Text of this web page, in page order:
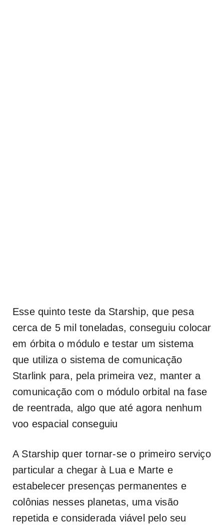
Esse quinto teste da Starship, que pesa
cerca de 5 mil toneladas, conseguiu colocar
em órbita o módulo e testar um sistema
que utiliza o sistema de comunicação
Starlink para, pela primeira vez, manter a
comunicação com o módulo orbital na fase
de reentrada, algo que até agora nenhum
voo espacial conseguiu
A Starship quer tornar-se o primeiro serviço
particular a chegar à Lua e Marte e
estabelecer presenças permanentes e
colônias nesses planetas, uma visão
repetida e considerada viável pelo seu